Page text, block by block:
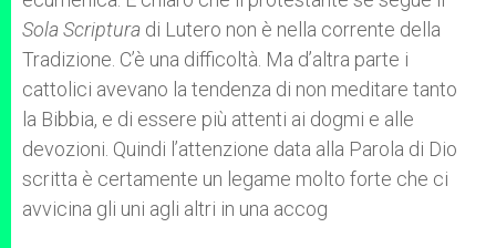
Sola Scriptura di Lutero non è nella corrente della
Tradizione. C’è una difficoltà. Ma d’altra parte i
cattolici avevano la tendenza di non meditare tanto
la Bibbia, e di essere più attenti ai dogmi e alle
devozioni. Quindi l’attenzione data alla Parola di Dio
scritta è certamente un legame molto forte che ci
avvicina gli uni agli altri in una accog